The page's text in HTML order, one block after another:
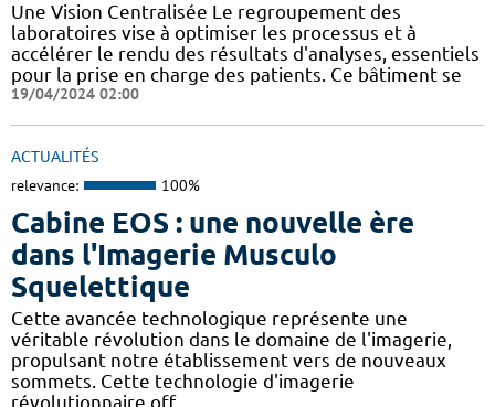
Une Vision Centralisée Le regroupement des
laboratoires vise à optimiser les processus et à
accélérer le rendu des résultats d'analyses, essentiels
pour la prise en charge des patients. Ce bâtiment se
19/04/2024 02:00
ACTUALITÉS
relevance: 100%
Cabine EOS : une nouvelle ère
dans l'Imagerie Musculo
Squelettique
Cette avancée technologique représente une
véritable révolution dans le domaine de l'imagerie,
propulsant notre établissement vers de nouveaux
sommets. Cette technologie d'imagerie
révolutionnaire off